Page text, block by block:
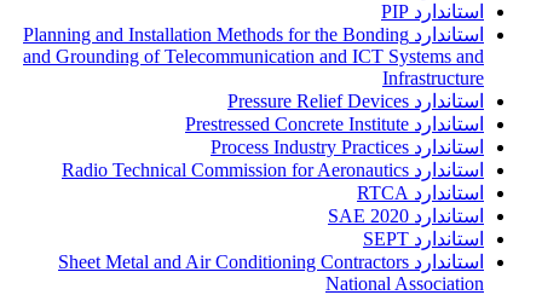
استاندارد PIP
استاندارد Planning and Installation Methods for the Bonding
and Grounding of Telecommunication and ICT Systems and
Infrastructure
استاندارد Pressure Relief Devices
استاندارد Prestressed Concrete Institute
استاندارد Process Industry Practices
استاندارد Radio Technical Commission for Aeronautics
استاندارد RTCA
استاندارد SAE 2020
استاندارد SEPT
استاندارد Sheet Metal and Air Conditioning Contractors
National Association